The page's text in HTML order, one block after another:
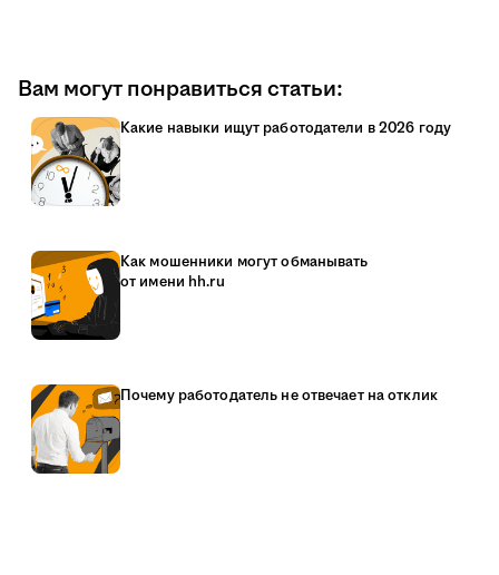
Вам могут понравиться статьи:
Какие навыки ищут работодатели в 2026 году
Как мошенники могут обманывать
от имени hh.ru
Почему работодатель не отвечает на отклик